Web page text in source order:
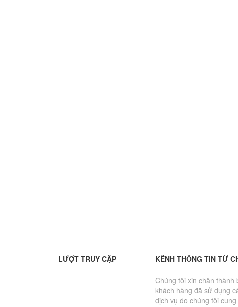
LƯỢT TRUY CẬP KÊNH THÔNG TIN TỪ
Chúng tôi xin chân thành
khách hàng đã sử dụng
dịch vụ do chúng tôi cung